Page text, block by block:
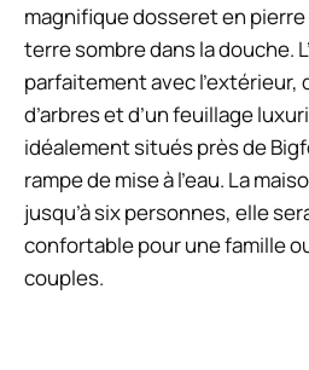
magnifique dosseret en
terre sombre dans la douche.
parfaitement avec
d’arbres et d’un feuillage
idéalement situés près de
rampe de mise à l’eau. La
jusqu’à six personnes, elle
confortable pour une famille
couples.